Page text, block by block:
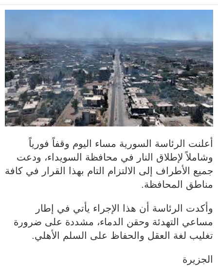
أعلنت الرئاسة السورية مساء اليوم وقفاً فورياً
وشاملاً لإطلاق النار في محافظة السويداء، ودعت
جميع الأطراف إلى الالتزام التام بهذا القرار في كافة
مناطق المحافظة.
وأكدت الرئاسة أن هذا الإجراء يأتي في إطار
مساعي التهدئة وحقن الدماء، مشددة على ضرورة
تغليب لغة العقل والحفاظ على السلم الأهلي.
الجزيرة